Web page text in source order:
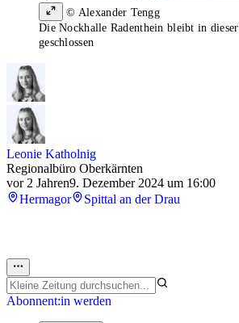
© Alexander Tengg
Die Nockhalle Radenthein bleibt in
geschlossen
Leonie Katholnig
Regionalbüro Oberkärnten
vor 2 Jahren9. Dezember 2024 um 16:00
Hermagor
Spittal an der Drau
Abonnent:in werden